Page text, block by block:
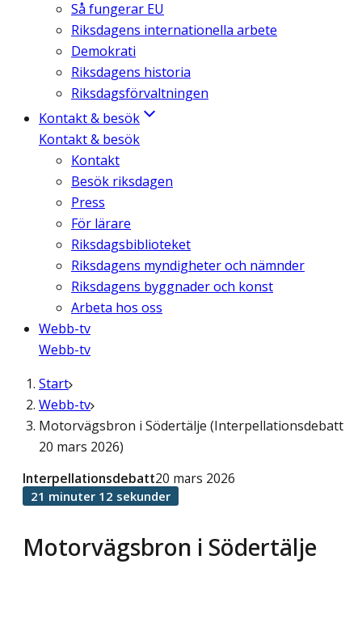
Så fungerar EU
Riksdagens internationella arbete
Demokrati
Riksdagens historia
Riksdagsförvaltningen
Kontakt & besök
Kontakt & besök
Kontakt
Besök riksdagen
Press
För lärare
Riksdagsbiblioteket
Riksdagens myndigheter och nämnder
Riksdagens byggnader och konst
Arbeta hos oss
Webb-tv
Webb-tv
Start
Webb-tv
Motorvägsbron i Södertälje (Interpellationsdebatt
20 mars 2026)
Motorvägsbron i Södertälje
Interpellationsdebatt20 mars 2026
21 minuter 12 sekunder